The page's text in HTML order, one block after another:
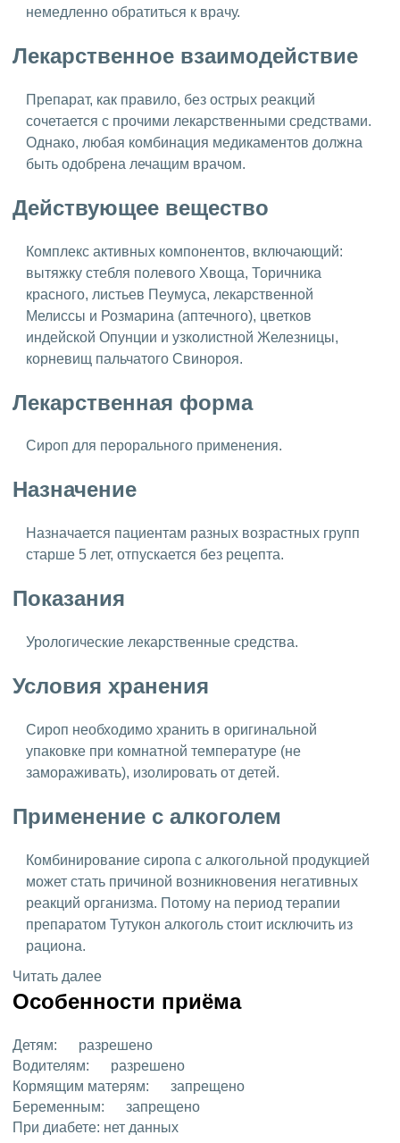
немедленно обратиться к врачу.
Лекарственное взаимодействие
Препарат, как правило, без острых реакций
сочетается с прочими лекарственными средствами.
Однако, любая комбинация медикаментов должна
быть одобрена лечащим врачом.
Действующее вещество
Комплекс активных компонентов, включающий:
вытяжку стебля полевого Хвоща, Торичника
красного, листьев Пеумуса, лекарственной
Мелиссы и Розмарина (аптечного), цветков
индейской Опунции и узколистной Железницы,
корневищ пальчатого Свинороя.
Лекарственная форма
Сироп для перорального применения.
Назначение
Назначается пациентам разных возрастных групп
старше 5 лет, отпускается без рецепта.
Показания
Урологические лекарственные средства.
Условия хранения
Сироп необходимо хранить в оригинальной
упаковке при комнатной температуре (не
замораживать), изолировать от детей.
Применение с алкоголем
Комбинирование сиропа с алкогольной продукцией
может стать причиной возникновения негативных
реакций организма. Потому на период терапии
препаратом Тутукон алкоголь стоит исключить из
рациона.
Читать далее
Особенности приёма
Детям:
разрешено
Водителям:
разрешено
Кормящим матерям:
запрещено
Беременным:
запрещено
При диабете: нет данных